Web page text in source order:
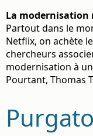
La modernisation
Partout dans le
Netflix, on achète
chercheurs
modernisation à
Pourtant, Thomas